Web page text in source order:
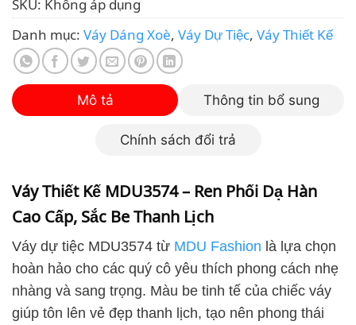
Danh mục:Váy Dáng Xoè,Váy Dự Tiệc,Váy Thiết Kế
Mô tả Thông tin bổ sung
Chính sách đổi trả
Váy Thiết Kế MDU3574 – Ren Phối Dạ Hàn
Cao Cấp, Sắc Be Thanh Lịch
Váy dự tiệc MDU3574 từ MDU Fashion là lựa chọn
hoàn hảo cho các quý cô yêu thích phong cách nhẹ
nhàng và sang trọng. Màu be tinh tế của chiếc váy
giúp tôn lên vẻ đẹp thanh lịch, tạo nên phong thái